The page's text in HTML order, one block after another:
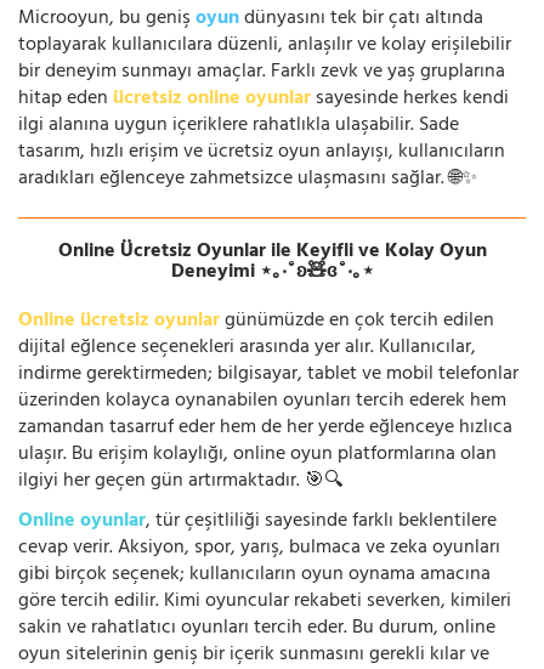
Microoyun, bu genişoyundünyasını tek bir çatı altında
toplayarak kullanıcılara düzenli, anlaşılır ve kolay erişilebilir
bir deneyim sunmayı amaçlar. Farklı zevk ve yaş gruplarına
hitap eden ücretsiz online oyunlarsayesinde herkes kendi
ilgi alanına uygun içeriklere rahatlıkla ulaşabilir. Sade
tasarım, hızlı erişim ve ücretsiz oyun anlayışı, kullanıcıların
aradıkları eğlenceye zahmetsizce ulaşmasını sağlar. 🌐✨
Online Ücretsiz Oyunlar ile Keyifli ve Kolay Oyun
Deneyimi ⋆｡‧˚ʚ🧸ɞ˚‧｡⋆
Online ücretsiz oyunlargünümüzde en çok tercih edilen
dijital eğlence seçenekleri arasında yer alır. Kullanıcılar,
indirme gerektirmeden; bilgisayar, tablet ve mobil telefonlar
üzerinden kolayca oynanabilen oyunları tercih ederek hem
zamandan tasarruf eder hem de her yerde eğlenceye hızlıca
ulaşır. Bu erişim kolaylığı, online oyun platformlarına olan
ilgiyi her geçen gün artırmaktadır. 🎯🔍
Online oyunlar, tür çeşitliliği sayesinde farklı beklentilere
cevap verir. Aksiyon, spor, yarış, bulmaca ve zeka oyunları
gibi birçok seçenek; kullanıcıların oyun oynama amacına
göre tercih edilir. Kimi oyuncular rekabeti severken, kimileri
sakin ve rahatlatıcı oyunları tercih eder. Bu durum, online
oyun sitelerinin geniş bir içerik sunmasını gerekli kılar ve